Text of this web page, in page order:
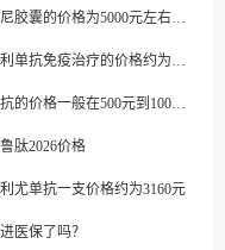
囊的价格为5000元左右一盒
疫治疗的价格约为2843元一支
一般在500元到1000元之间一支
肽2026价格
尤单抗一支价格约为3160元
医保了吗？